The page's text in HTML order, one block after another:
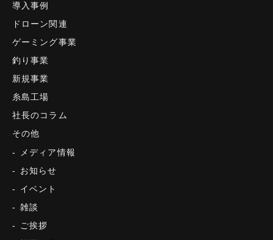
導入事例
ドローン関連
ゲーミング事業
釣り事業
新規事業
糸島工場
社長のコラム
その他
メディア情報
お知らせ
イベント
雑談
ご挨拶